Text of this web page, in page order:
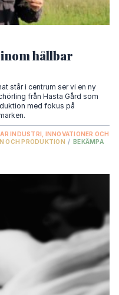
hållbar
står i centrum ser vi en ny
från Hasta Gård som
med fokus på
INDUSTRI, INNOVATIONER OCH
OCH PRODUKTION / BEKÄMPA